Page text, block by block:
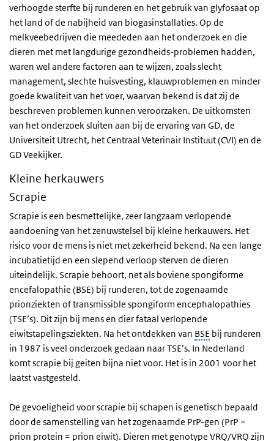
verhoogde sterfte bij runderen en het gebruik van glyfosaat op
het land of de nabijheid van biogasinstallaties. Op de
melkveebedrijven die meededen aan het onderzoek en die
dieren met met langdurige gezondheids-problemen hadden,
waren wel andere factoren aan te wijzen, zoals slecht
management, slechte huisvesting, klauwproblemen en minder
goede kwaliteit van het voer, waarvan bekend is dat zij de
beschreven problemen kunnen veroorzaken. De uitkomsten
van het onderzoek sluiten aan bij de ervaring van GD, de
Universiteit Utrecht, het Centraal Veterinair Instituut (CVI) en de
GD Veekijker.
Kleine herkauwers
Scrapie
Scrapie is een besmettelijke, zeer langzaam verlopende
aandoening van het zenuwstelsel bij kleine herkauwers. Het
risico voor de mens is niet met zekerheid bekend. Na een lange
incubatietijd en een slepend verloop sterven de dieren
uiteindelijk. Scrapie behoort, net als boviene spongiforme
encefalopathie (BSE) bij runderen, tot de zogenaamde
prionziekten of transmissible spongiform encephalopathies
(TSE’s). Dit zijn bij mens en dier fataal verlopende
eiwitstapelingsziekten. Na het ontdekken van BSE bij runderen
in 1987 is veel onderzoek gedaan naar TSE’s. In Nederland
komt scrapie bij geiten bijna niet voor. Het is in 2001 voor het
laatst vastgesteld.
De gevoeligheid voor scrapie bij schapen is genetisch bepaald
door de samenstelling van het zogenaamde PrP-gen (PrP =
prion protein = prion eiwit). Dieren met genotype VRQ/VRQ zijn